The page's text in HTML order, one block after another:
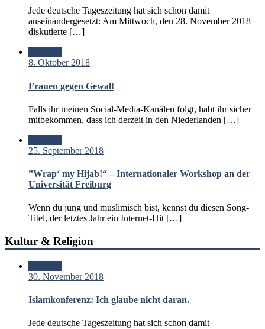
Jede deutsche Tageszeitung hat sich schon damit
auseinandergesetzt: Am Mittwoch, den 28. November 2018
diskutierte […]
8. Oktober 2018
Frauen gegen Gewalt
Falls ihr meinen Social-Media-Kanälen folgt, habt ihr sicher
mitbekommen, dass ich derzeit in den Niederlanden […]
25. September 2018
”Wrap‘ my Hijab!“ – Internationaler Workshop an der
Universität Freiburg
Wenn du jung und muslimisch bist, kennst du diesen Song-
Titel, der letztes Jahr ein Internet-Hit […]
Kultur & Religion
30. November 2018
Islamkonferenz: Ich glaube nicht daran.
Jede deutsche Tageszeitung hat sich schon damit